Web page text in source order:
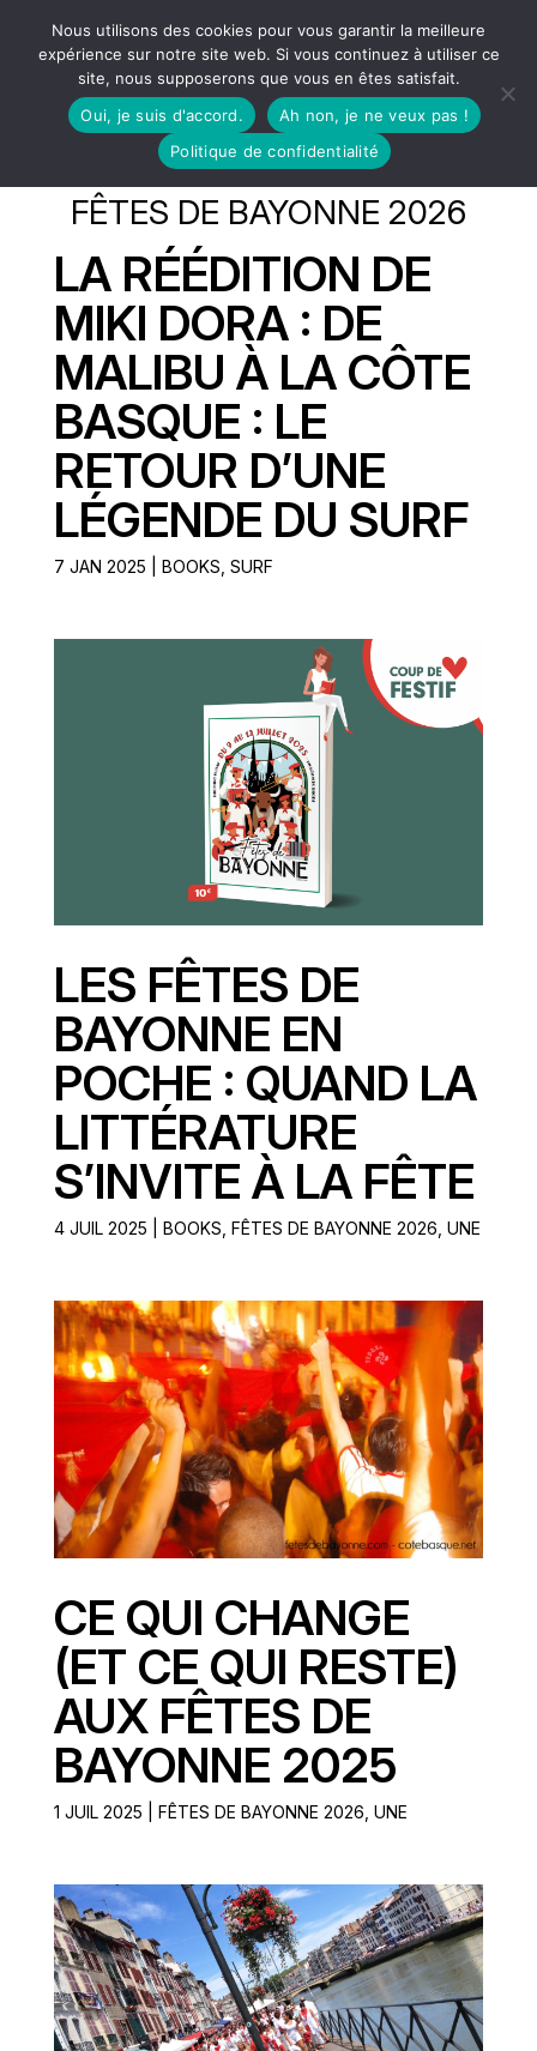
FÊTES DE BAYONNE 2026
LA RÉÉDITION DE
MIKI DORA : DE
MALIBU À LA CÔTE
BASQUE : LE
RETOUR D’UNE
LÉGENDE DU SURF
7 JAN 2025 BOOKS SURF
LES FÊTES DE
BAYONNE EN
POCHE : QUAND LA
LITTÉRATURE
S’INVITE À LA FÊTE
4 JUIL 2025 BOOKS FÊTES DE BAYONNE 2026 UNE
CE QUI CHANGE
(ET CE QUI RESTE)
AUX FÊTES DE
BAYONNE 2025
1 JUIL 2025 FÊTES DE BAYONNE 2026 UNE
Nous utilisons des cookies pour vous garantir la meilleure
expérience sur notre site web. Si vous continuez à utiliser ce
site, nous supposerons que vous en êtes satisfait.
Oui, je suis d'accord.
Ah non, je ne veux pas !
Politique de confidentialité